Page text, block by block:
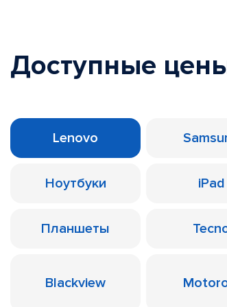
Доступные
Lenovo
Ноутбуки iPad
Планшеты
Blackview